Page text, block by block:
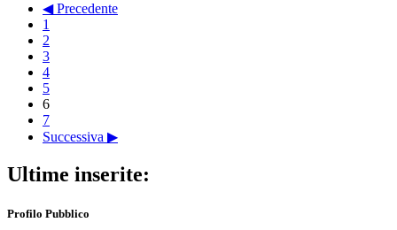
◀ Precedente
1
2
3
4
5
6
7
Successiva ▶
Ultime inserite:
Profilo Pubblico